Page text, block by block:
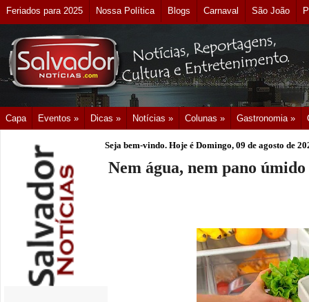
Feriados para 2025 Nossa Política Blogs Carnaval São João
Capa Eventos » Dicas » Notícias » Colunas » Gastronomia »
Seja bem-vindo. Hoje é Domingo, 09 de agosto de
Nem água, nem pano úmido